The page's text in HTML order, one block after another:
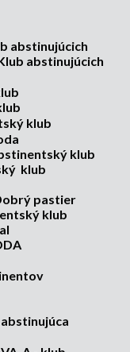
abstinujúcich
abstinujúcich
klub
klub
klub
pastier
klub